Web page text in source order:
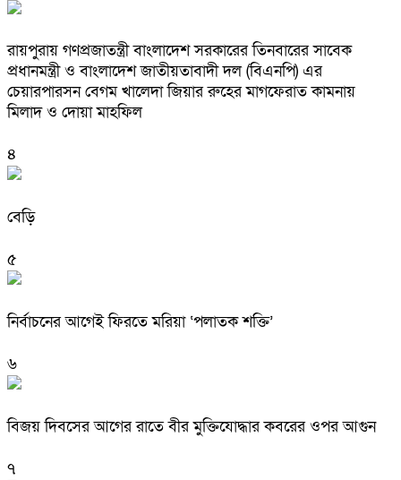
রায়পুরায় গণপ্রজাতন্ত্রী বাংলাদেশ সরকারের তিনবারের সাবেক
প্রধানমন্ত্রী ও বাংলাদেশ জাতীয়তাবাদী দল (বিএনপি) এর
চেয়ারপারসন বেগম খালেদা জিয়ার রুহের মাগফেরাত কামনায়
মিলাদ ও দোয়া মাহফিল
৪
বেড়ি
৫
নির্বাচনের আগেই ফিরতে মরিয়া ‘পলাতক শক্তি’
৬
বিজয় দিবসের আগের রাতে বীর মুক্তিযোদ্ধার কবরের ওপর আগুন
৭